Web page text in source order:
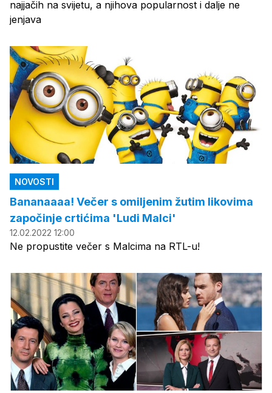
najjačih na svijetu, a njihova popularnost i dalje ne
jenjava
NOVOSTI
Bananaaaa! Večer s omiljenim žutim likovima
započinje crtićima 'Ludi Malci'
12.02.2022 12:00
Ne propustite večer s Malcima na RTL-u!